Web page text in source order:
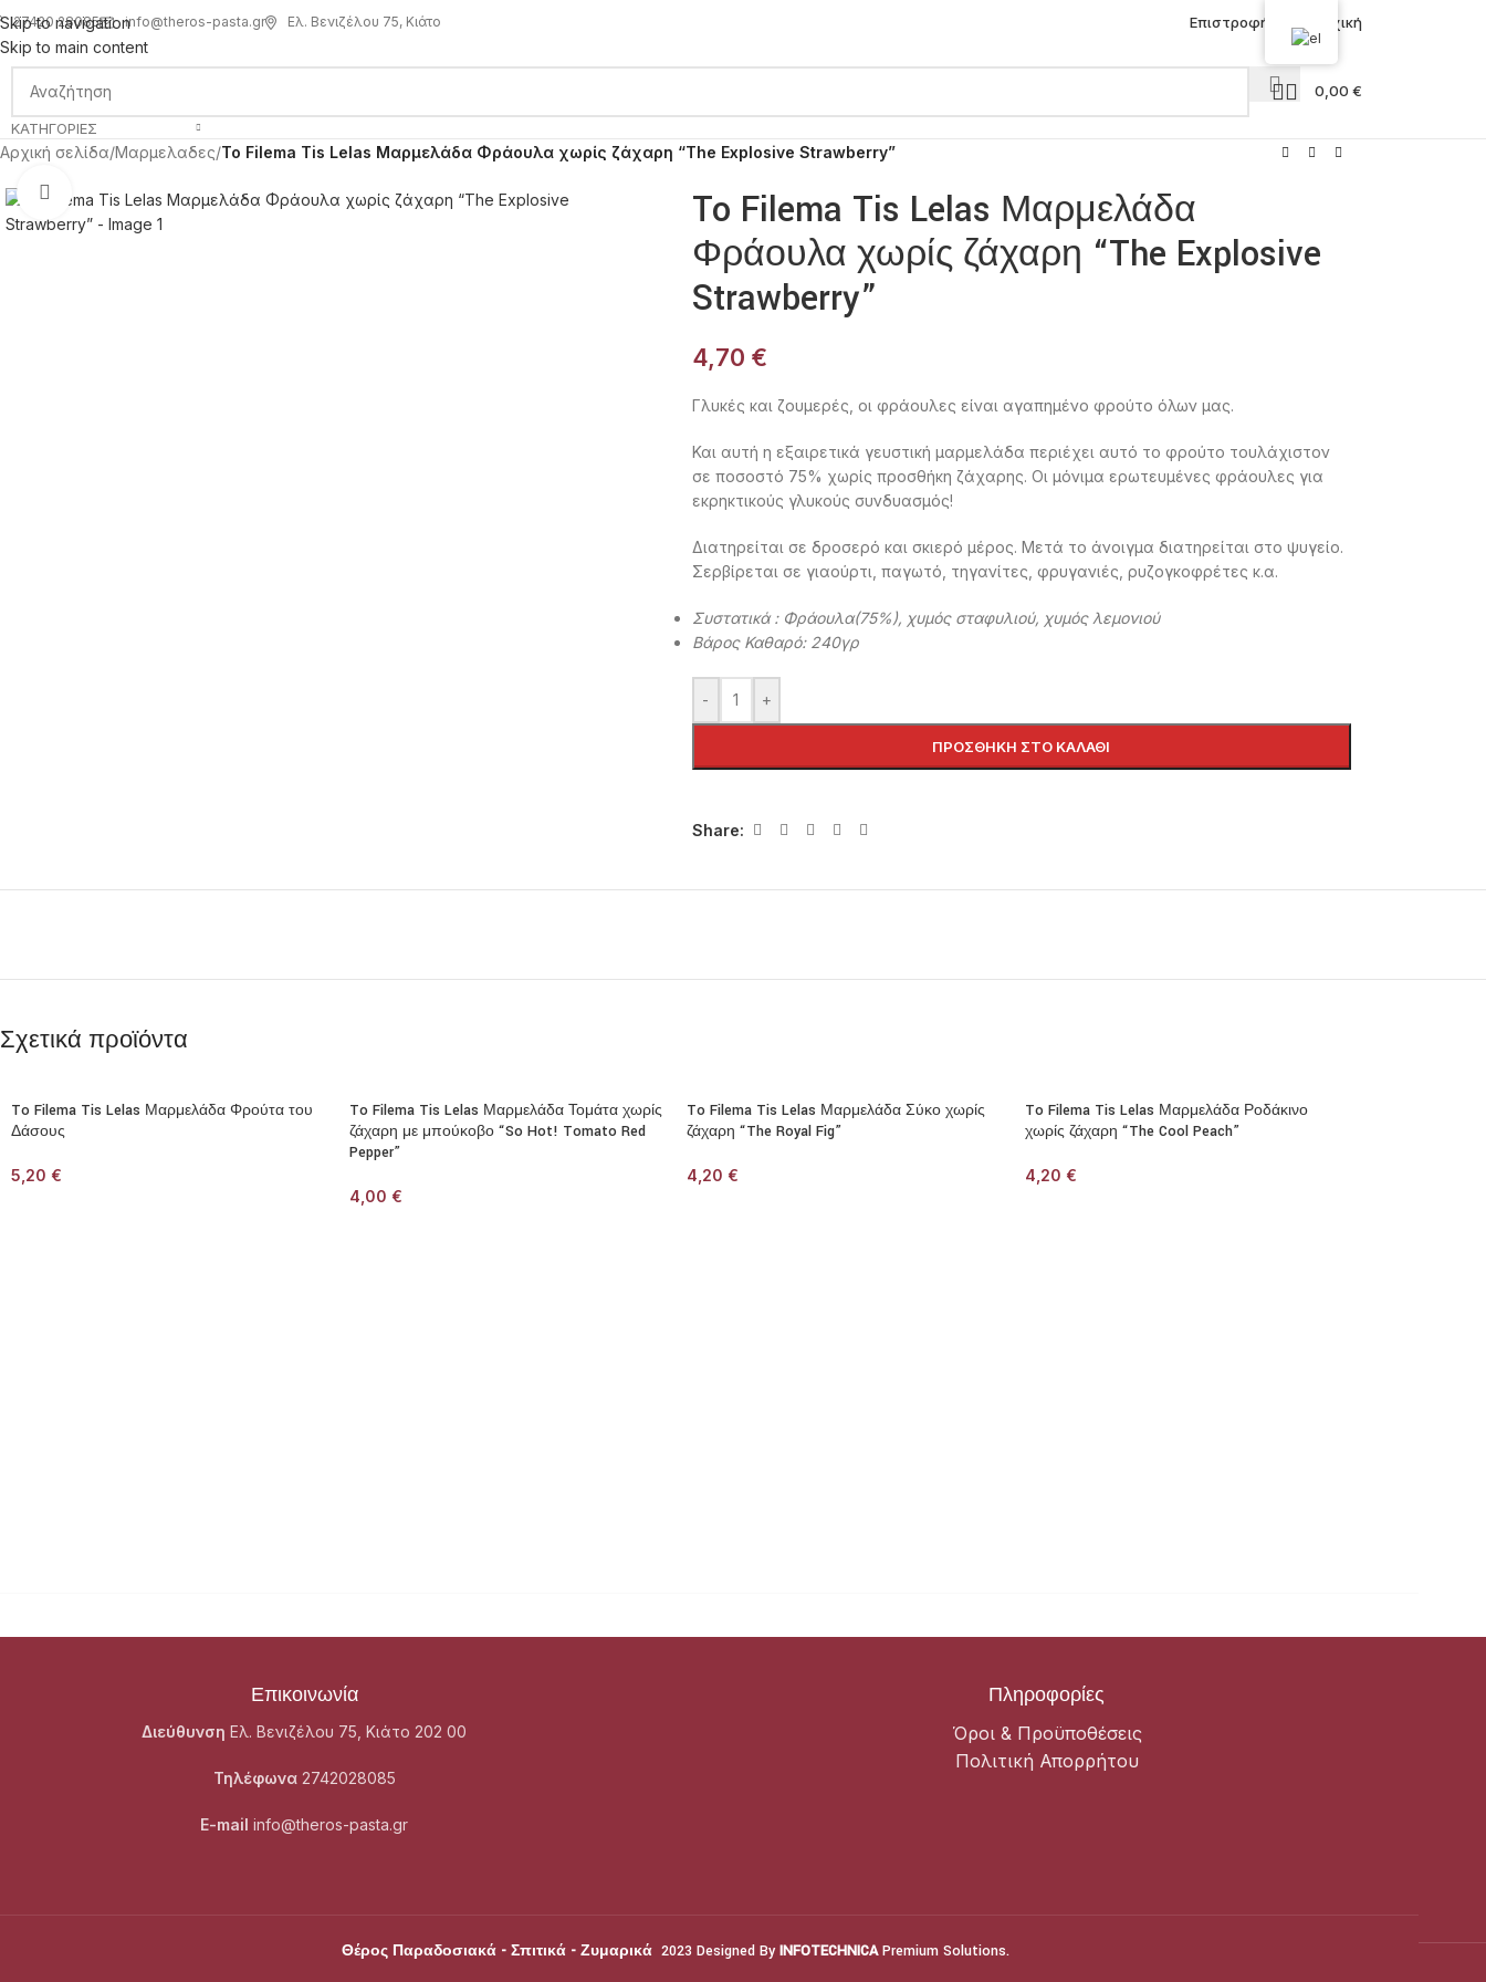
Skip to navigation
Skip to main content
27420 28085 info@theros-pasta.gr Ελ. Βενιζέλου 75, Κιάτο Επιστροφή στην Αρχική
ΚΑΤΗΓΟΡΊΕΣ
0,00 €
Αρχική σελίδα/Μαρμελαδες/To Filema Tis Lelas Μαρμελάδα Φράουλα χωρίς ζάχαρη “The Explosive Strawberry”
Click to enlarge
To Filema Tis Lelas Μαρμελάδα
Φράουλα χωρίς ζάχαρη “The Explosive
Strawberry”
4,70 €
Γλυκές και ζουμερές, οι φράουλες είναι αγαπημένο φρούτο όλων μας.
Και αυτή η εξαιρετικά γευστική μαρμελάδα περιέχει αυτό το φρούτο τουλάχιστον
σε ποσοστό 75% χωρίς προσθήκη ζάχαρης. Οι μόνιμα ερωτευμένες φράουλες για
εκρηκτικούς γλυκούς συνδυασμός!
Διατηρείται σε δροσερό και σκιερό μέρος. Μετά το άνοιγμα διατηρείται στο ψυγείο.
Σερβίρεται σε γιαούρτι, παγωτό, τηγανίτες, φρυγανιές, ρυζογκοφρέτες κ.α.
Συστατικά : Φράουλα(75%), χυμός σταφυλιού, χυμός λεμονιού
Βάρος Καθαρό: 240γρ
- +
ΠΡΟΣΘΉΚΗ ΣΤΟ ΚΑΛΆΘΙ
Share:
Σχετικά προϊόντα
To Filema Tis Lelas Μαρμελάδα Φρούτα του
Δάσους
5,20 €
To Filema Tis Lelas Μαρμελάδα Τομάτα χωρίς
ζάχαρη με μπούκοβο “So Hot! Tomato Red
Pepper”
4,00 €
To Filema Tis Lelas Μαρμελάδα Σύκο χωρίς
ζάχαρη “The Royal Fig”
4,20 €
To Filema Tis Lelas Μαρμελάδα Ροδάκινο
χωρίς ζάχαρη “The Cool Peach”
4,20 €
Επικοινωνία
Διεύθυνση Ελ. Βενιζέλου 75, Κιάτο 202 00
Τηλέφωνα 2742028085
E-mail info@theros-pasta.gr
Πληροφορίες
Όροι & Προϋποθέσεις
Πολιτική Απορρήτου
Θέρος Παραδοσιακά - Σπιτικά - Ζυμαρικά 2023 Designed By INFOTECHNICAPremium Solutions.
Θέρος Παραδοσιακά - Σπιτικά - Ζυμαρικά 2023 Designed By INFOTECHNICAPremium Solutions.